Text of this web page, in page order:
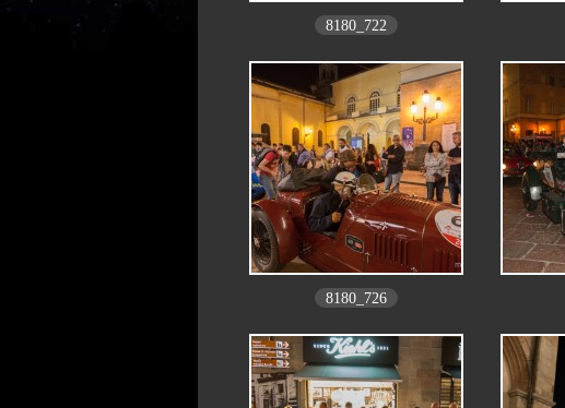
8180_722
8180_726